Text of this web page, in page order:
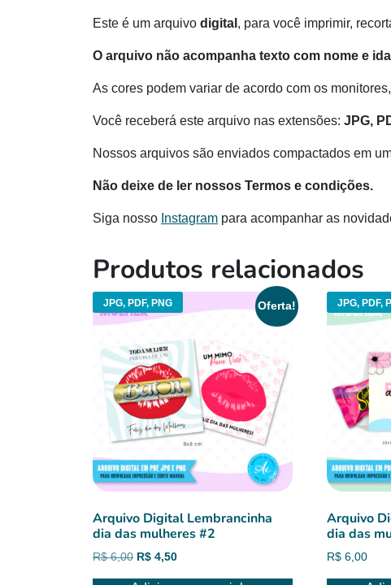
Este é um arquivo digital , para você imprimir,
O arquivo não acompanha texto com nome e
As cores podem variar de acordo com os
Você receberá este arquivo nas extensões: JPG,
Nossos arquivos são enviados compactados em
Não deixe de ler nossos Termos e condições.
Siga nosso Instagram para acompanhar as
Produtos relacionados
JPG, PDF, PNG Oferta!
Arquivo Digital Lembrancinha
dia das mulheres #2
R$6,00 O
R$ 4,50O
JPG, PDF,
Arquivo
dia das
R$ 6,00